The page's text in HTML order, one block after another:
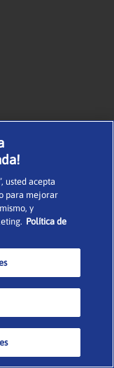
usted acepta
para mejorar
y
Política de